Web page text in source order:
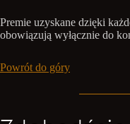
Premie uzyskane dzięki
obowiązują wyłącznie do
Powrót do góry